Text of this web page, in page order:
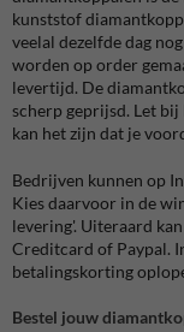
kunststof
veelal dezelfde dag
worden op order
levertijd. De
scherp geprijsd. Let
kan het zijn dat je
Bedrijven kunnen op
Kies daarvoor in de
levering'. Uiteraard
Creditcard of Paypal.
betalingskorting
Bestel jouw